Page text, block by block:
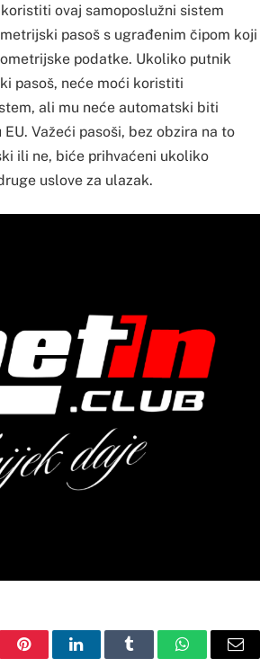
ovaj samoposlužni sistem
pasoš s ugrađenim čipom koji
podatke. Ukoliko putnik
pasoš, neće moći koristiti
ali mu neće automatski biti
Važeći pasoši, bez obzira na to
ili ne, biće prihvaćeni ukoliko
uslove za ulazak.
PinterestLinkedInTumblr WhatsAppEmail